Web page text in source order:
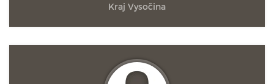
Kraj Vysočina